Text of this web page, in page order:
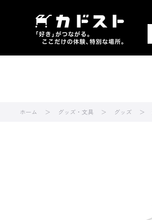
ホーム グッズ・文具 グッズ